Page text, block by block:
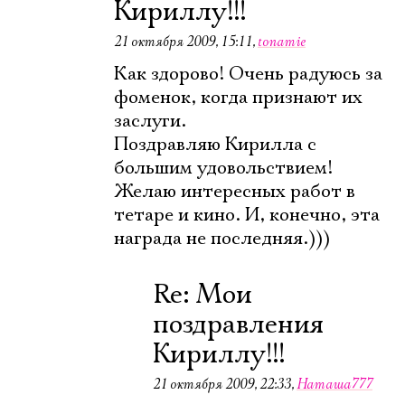
Кириллу!!!
21 октября 2009, 15:11, tonamie
Как здорово! Очень радуюсь за
фоменок, когда признают их
заслуги.
Поздравляю Кирилла с
большим удовольствием!
Желаю интересных работ в
тетаре и кино. И, конечно, эта
награда не последняя.)))
Re: Мои
поздравления
Кириллу!!!
21 октября 2009, 22:33,Наташа777
Электропочта
Ознакомиться